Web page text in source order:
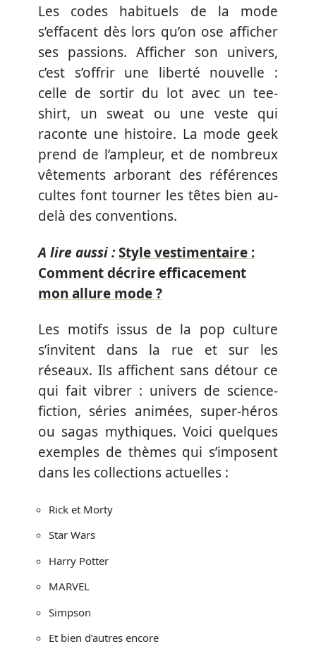
Les codes habituels de la mode
s’effacent dès lors qu’on ose afficher
ses passions. Afficher son univers,
c’est s’offrir une liberté nouvelle :
celle de sortir du lot avec un tee-
shirt, un sweat ou une veste qui
raconte une histoire. La mode geek
prend de l’ampleur, et de nombreux
vêtements arborant des références
cultes font tourner les têtes bien au-
delà des conventions.
A lire aussi :Style vestimentaire :
Comment décrire efficacement
mon allure mode ?
Les motifs issus de la pop culture
s’invitent dans la rue et sur les
réseaux. Ils affichent sans détour ce
qui fait vibrer : univers de science-
fiction, séries animées, super-héros
ou sagas mythiques. Voici quelques
exemples de thèmes qui s’imposent
dans les collections actuelles :
Rick et Morty
Star Wars
Harry Potter
MARVEL
Simpson
Et bien d’autres encore